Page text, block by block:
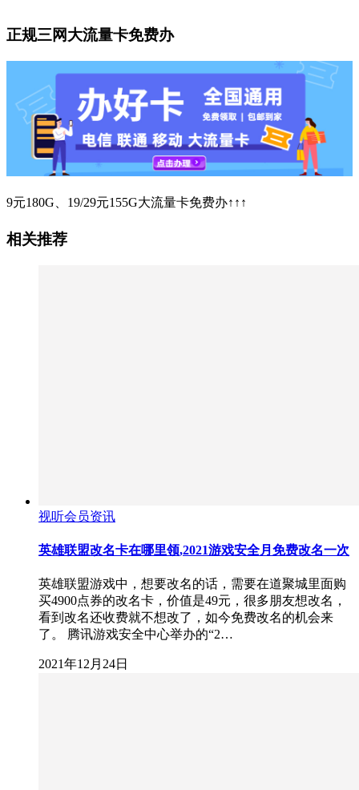
正规三网大流量卡免费办
9元180G、19/29元155G大流量卡免费办↑↑↑
相关推荐
视听会员资讯
英雄联盟改名卡在哪里领,2021游戏安全月免费改名一次
英雄联盟游戏中，想要改名的话，需要在道聚城里面购
买4900点券的改名卡，价值是49元，很多朋友想改名，
看到改名还收费就不想改了，如今免费改名的机会来
了。 腾讯游戏安全中心举办的“2…
2021年12月24日